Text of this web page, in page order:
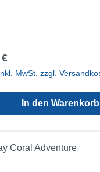
Preis:
MwSt. zzgl.
In den Warenkorb